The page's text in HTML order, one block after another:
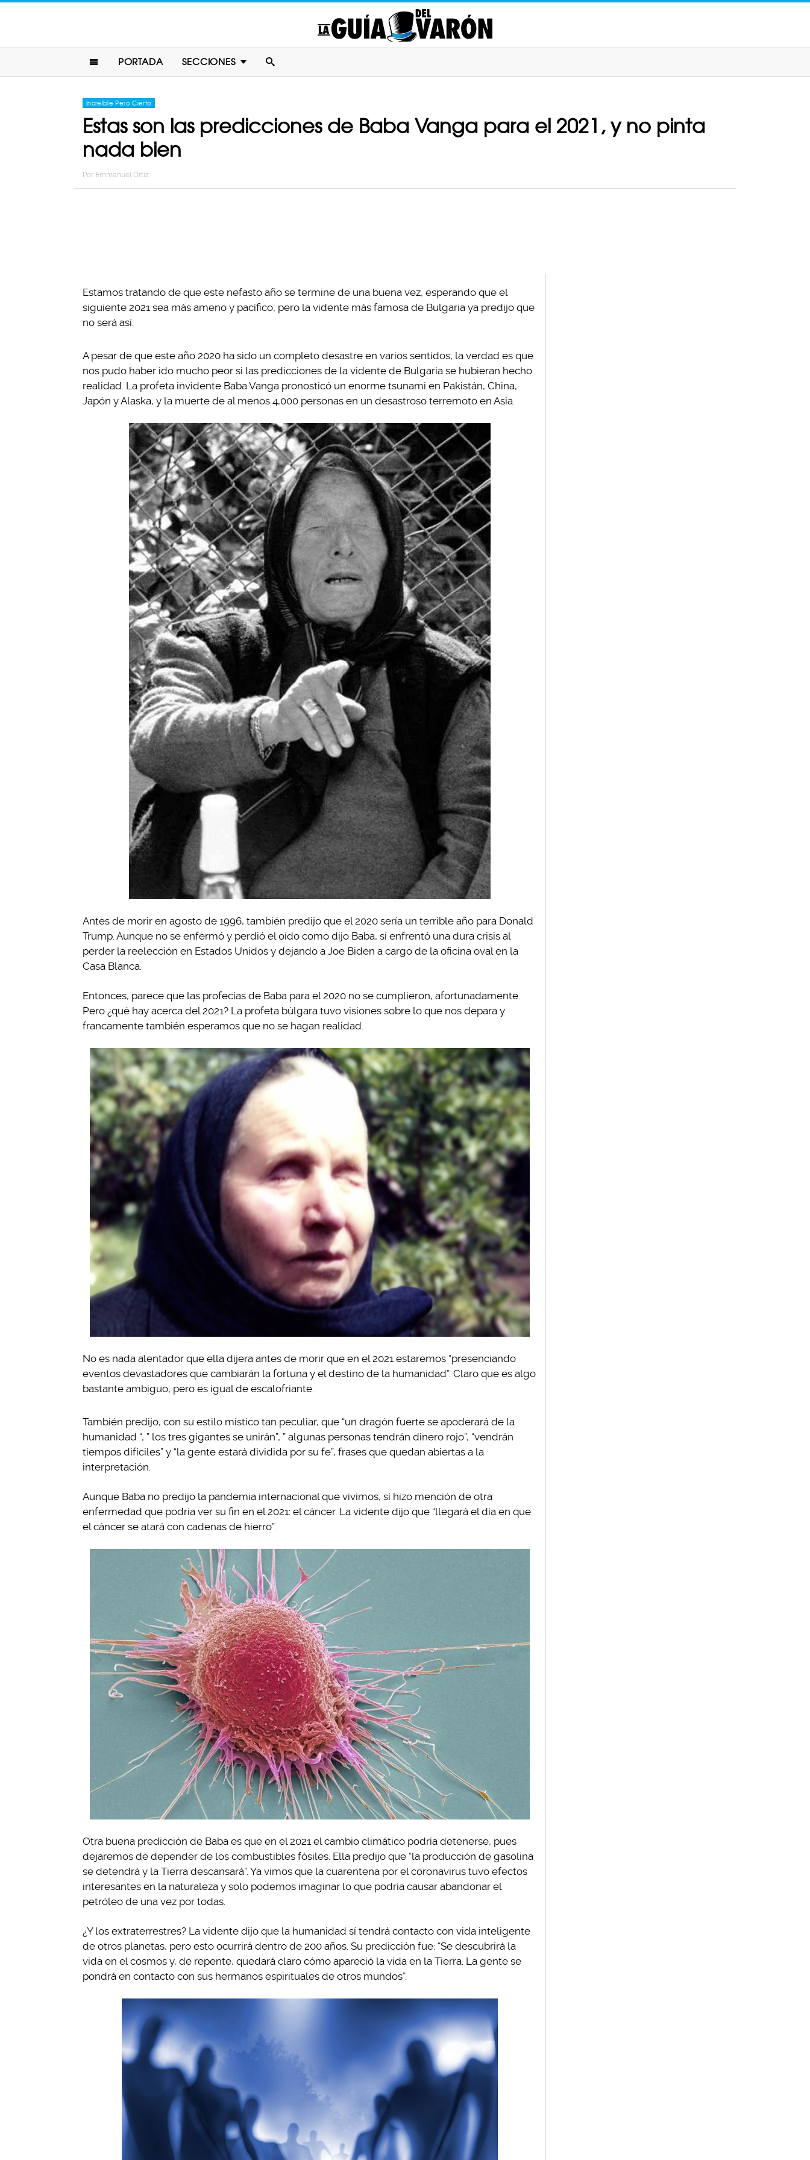
PORTADA SECCIONES
Increíble Pero Cierto
Estas son las predicciones de Baba Vanga para el 2021, y no pinta
nada bien
Por Emmanuel Ortiz
Estamos tratando de que este nefasto año se termine de una buena vez, esperando que el
siguiente 2021 sea más ameno y pacífico, pero la vidente más famosa de Bulgaria ya predijo que
no será así.
A pesar de que este año 2020 ha sido un completo desastre en varios sentidos, la verdad es que
nos pudo haber ido mucho peor si las predicciones de la vidente de Bulgaria se hubieran hecho
realidad. La profeta invidente Baba Vanga pronosticó un enorme tsunami en Pakistán, China,
Japón y Alaska, y la muerte de al menos 4,000 personas en un desastroso terremoto en Asia.
Antes de morir en agosto de 1996, también predijo que el 2020 sería un terrible año para Donald
Trump. Aunque no se enfermó y perdió el oído como dijo Baba, sí enfrentó una dura crisis al
perder la reelección en Estados Unidos y dejando a Joe Biden a cargo de la oficina oval en la
Casa Blanca.
Entonces, parece que las profecías de Baba para el 2020 no se cumplieron, afortunadamente.
Pero ¿qué hay acerca del 2021? La profeta búlgara tuvo visiones sobre lo que nos depara y
francamente también esperamos que no se hagan realidad.
No es nada alentador que ella dijera antes de morir que en el 2021 estaremos “presenciando
eventos devastadores que cambiarán la fortuna y el destino de la humanidad”. Claro que es algo
bastante ambiguo, pero es igual de escalofriante.
También predijo, con su estilo místico tan peculiar, que “un dragón fuerte se apoderará de la
humanidad “, ” los tres gigantes se unirán”, ” algunas personas tendrán dinero rojo”, “vendrán
tiempos difíciles” y “la gente estará dividida por su fe”, frases que quedan abiertas a la
interpretación.
Aunque Baba no predijo la pandemia internacional que vivimos, sí hizo mención de otra
enfermedad que podría ver su fin en el 2021: el cáncer. La vidente dijo que “llegará el día en que
el cáncer se atará con cadenas de hierro”.
Otra buena predicción de Baba es que en el 2021 el cambio climático podría detenerse, pues
dejaremos de depender de los combustibles fósiles. Ella predijo que “la producción de gasolina
se detendrá y la Tierra descansará”. Ya vimos que la cuarentena por el coronavirus tuvo efectos
interesantes en la naturaleza y solo podemos imaginar lo que podría causar abandonar el
petróleo de una vez por todas.
¿Y los extraterrestres? La vidente dijo que la humanidad sí tendrá contacto con vida inteligente
de otros planetas, pero esto ocurrirá dentro de 200 años. Su predicción fue: “Se descubrirá la
vida en el cosmos y, de repente, quedará claro cómo apareció la vida en la Tierra. La gente se
pondrá en contacto con sus hermanos espirituales de otros mundos”.